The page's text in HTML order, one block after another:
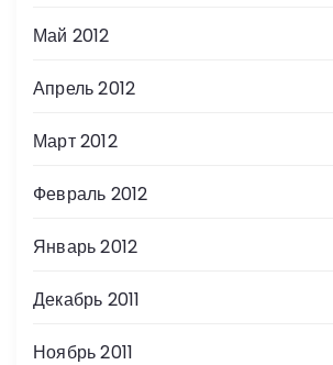
Май 2012
Апрель 2012
Март 2012
Февраль 2012
Январь 2012
Декабрь 2011
Ноябрь 2011